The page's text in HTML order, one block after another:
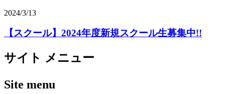
2024/3/13
【スクール】2024年度新規スクール生募集中!!
サイト メニュー
Site menu